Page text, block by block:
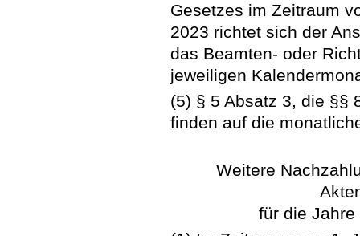
Gesetzes im Zeitraum
2023 richtet sich der
das Beamten- oder
jeweiligen
(5) § 5 Absatz 3, die §§
finden auf die
Weitere
für die